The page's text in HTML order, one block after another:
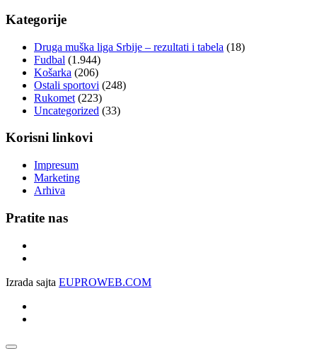
Kategorije
Druga muška liga Srbije – rezultati i tabela (18)
Fudbal (1.944)
Košarka (206)
Ostali sportovi (248)
Rukomet (223)
Uncategorized (33)
Korisni linkovi
Impresum
Marketing
Arhiva
Pratite nas
Izrada sajta EUPROWEB.COM